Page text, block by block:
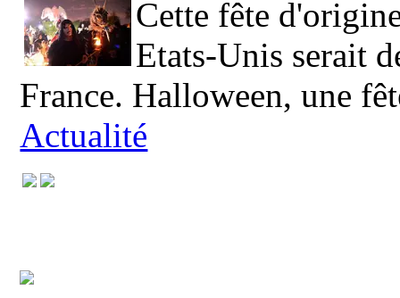
Cette fête
Etats-Unis serait
France. Halloween, une
Actualité